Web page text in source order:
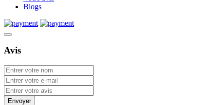
Blogs
Avis
Envoyer